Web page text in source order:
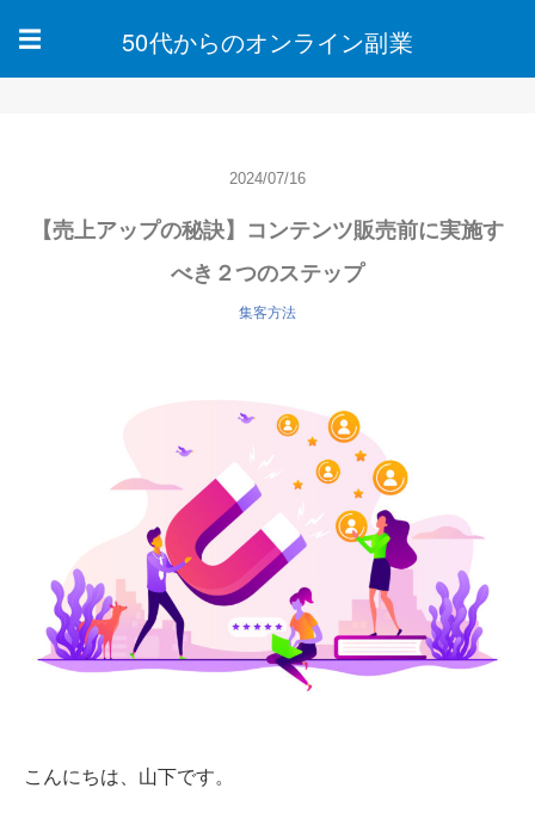
☰ 50代からのオンライン副業
2024/07/16
【売上アップの秘訣】コンテンツ販売前に実施す
べき２つのステップ
集客方法
こんにちは、山下です。